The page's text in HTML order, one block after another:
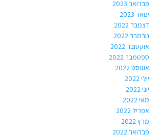
פברואר 2023
ינואר 2023
דצמבר 2022
נובמבר 2022
אוקטובר 2022
ספטמבר 2022
אוגוסט 2022
יולי 2022
יוני 2022
מאי 2022
אפריל 2022
מרץ 2022
פברואר 2022